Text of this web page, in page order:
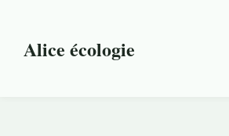
contenuAlice écologie